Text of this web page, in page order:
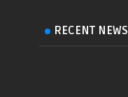
RECENT NEWS